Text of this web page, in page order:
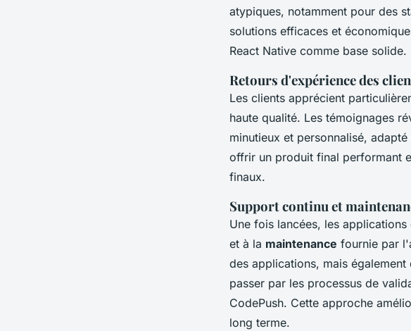
atypiques, notamment pour des
solutions efficaces et
React Native comme base solide.
Retours d'expérience des
Les clients apprécient
haute qualité. Les témoignages
minutieux et personnalisé,
offrir un produit final performant
finaux.
Support continu et
Une fois lancées, les
et à la maintenance fournie par
des applications, mais
passer par les processus de
CodePush. Cette approche
long terme.